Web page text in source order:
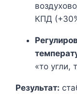
КПД
«то угли,
Результат: